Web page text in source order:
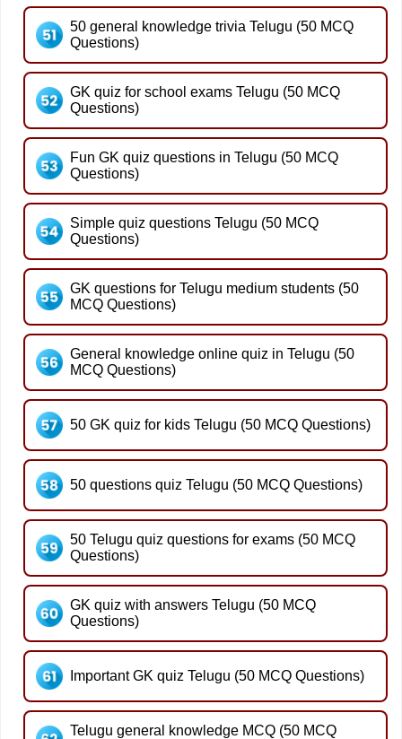
50 general knowledge trivia Telugu (50 MCQ
Questions)
GK quiz for school exams Telugu (50 MCQ
Questions)
Fun GK quiz questions in Telugu (50 MCQ
Questions)
Simple quiz questions Telugu (50 MCQ
Questions)
GK questions for Telugu medium students (50
MCQ Questions)
General knowledge online quiz in Telugu (50
MCQ Questions)
50 GK quiz for kids Telugu (50 MCQ Questions)
50 questions quiz Telugu (50 MCQ Questions)
50 Telugu quiz questions for exams (50 MCQ
Questions)
GK quiz with answers Telugu (50 MCQ
Questions)
Important GK quiz Telugu (50 MCQ Questions)
Telugu general knowledge MCQ (50 MCQ